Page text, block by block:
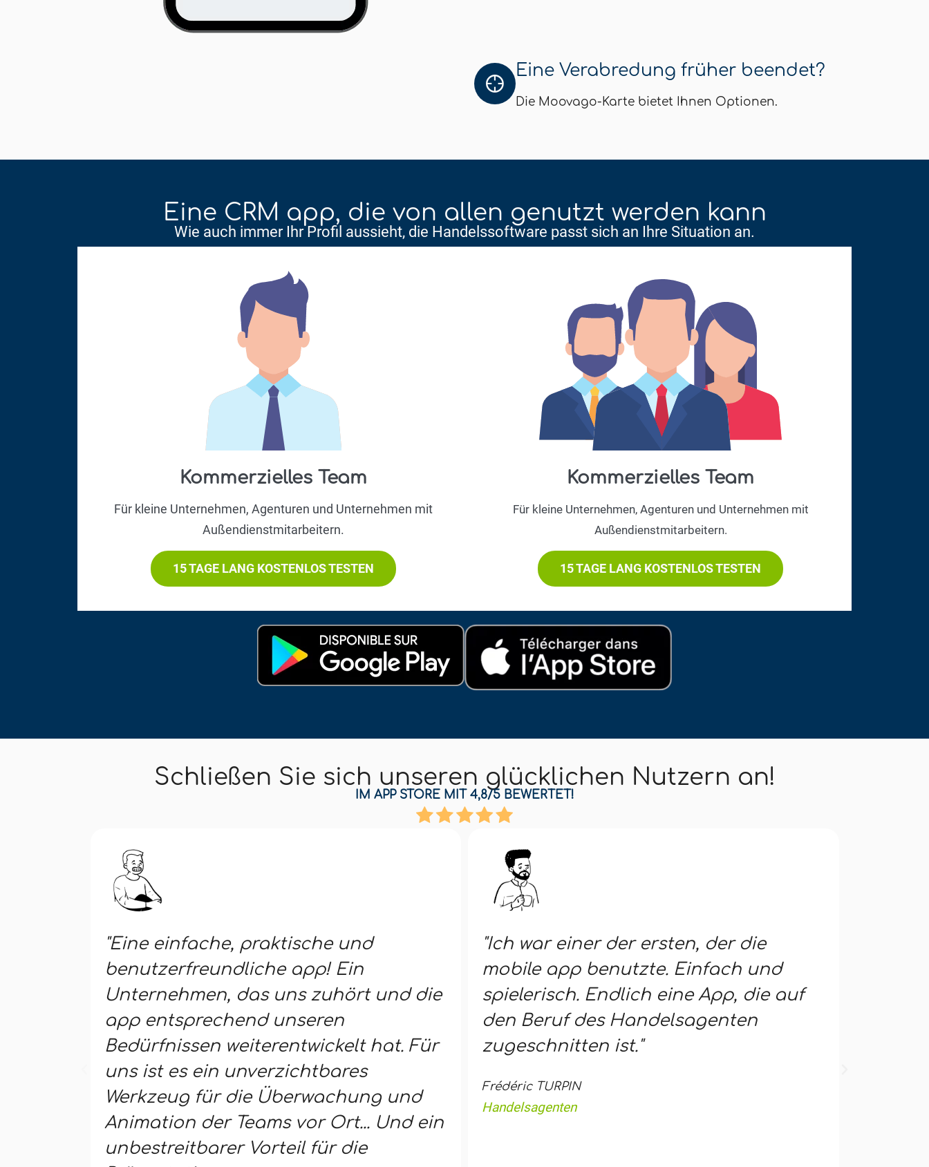
Eine Verabredung früher beendet?
Die Moovago-Karte bietet Ihnen Optionen.
Eine CRM app, die von allen genutzt werden kann
Wie auch immer Ihr Profil aussieht, die Handelssoftware passt sich an Ihre Situation an.
Kommerzielles Team
Für kleine Unternehmen, Agenturen und Unternehmen mit
Außendienstmitarbeitern.
15 TAGE LANG KOSTENLOS TESTEN
Kommerzielles Team
Für kleine Unternehmen, Agenturen und Unternehmen mit
Außendienstmitarbeitern.
15 TAGE LANG KOSTENLOS TESTEN
Schließen Sie sich unseren glücklichen Nutzern an!
IM APP STORE MIT 4,8/5 BEWERTET!
"Eine einfache, praktische und
benutzerfreundliche app! Ein
Unternehmen, das uns zuhört und die
app entsprechend unseren
Bedürfnissen weiterentwickelt hat. Für
uns ist es ein unverzichtbares
Werkzeug für die Überwachung und
Animation der Teams vor Ort... Und ein
unbestreitbarer Vorteil für die
"Ich war einer der ersten, der die
mobile app benutzte. Einfach und
spielerisch. Endlich eine App, die auf
den Beruf des Handelsagenten
zugeschnitten ist."
Frédéric TURPIN
Handelsagenten